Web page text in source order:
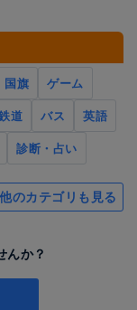
国旗
ゲーム
道 バス
英語
診断・占い
他のカテゴリも見る
んか？